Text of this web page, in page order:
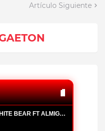
Artículo Siguiente
MI DESTINO - WHITE BEAR FT ALMIGHTY, YOMO